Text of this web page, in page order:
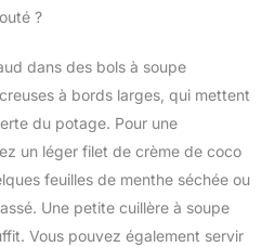
livré avec un gobelet
ingrédients, simplifiant la
préparation des repas
Contenu de la livraison :
Mixeur plongeant
vitesses et gobelet
doseur
ECLABOUSSURES : Le
évite les éclaboussures
et les dégâts, pour une
plus agréable DESIGN
CONFORTABLE : Une
poignée ergonomique
avec une prise en main
?
dans des bols à soupe
à bords larges, qui mettent
du potage. Pour une
un léger filet de crème de coco
feuilles de menthe séchée ou
Une petite cuillère à soupe
Vous pouvez également servir